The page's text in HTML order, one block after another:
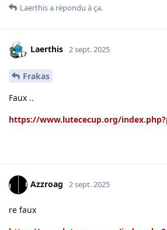
Laerthisa répondu à ça.
Laerthis 2 sept. 2025
Frakas
Faux ..
https://www.lutececup.org/
Azzroag 2 sept. 2025
re faux